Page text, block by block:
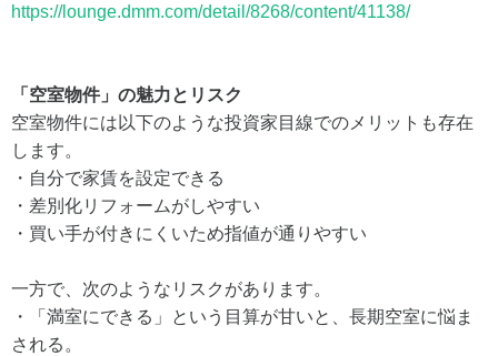
https://lounge.dmm.com/detail/8268/content/41138/
「空室物件」の魅力とリスク
空室物件には以下のような投資家目線でのメリットも存在
します。
・自分で家賃を設定できる
・差別化リフォームがしやすい
・買い手が付きにくいため指値が通りやすい
一方で、次のようなリスクがあります。
・「満室にできる」という目算が甘いと、長期空室に悩ま
される。